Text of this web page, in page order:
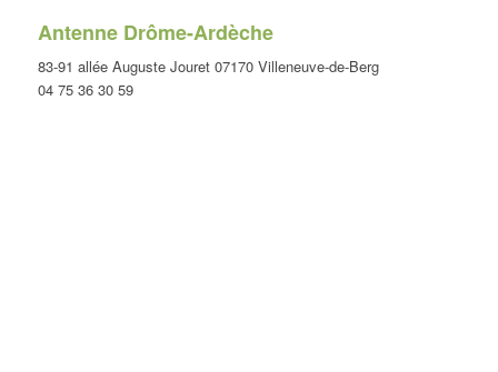
Antenne Drôme-Ardèche
83-91 allée Auguste Jouret 07170 Villeneuve-de-Berg
04 75 36 30 59